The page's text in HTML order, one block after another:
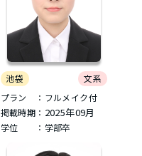
池袋
文系
プラン ：フルメイク付
掲載時期： 2025年09月
学位 ：学部卒